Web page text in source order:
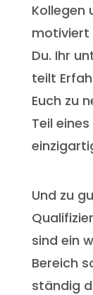
Kollegen
motiviert
Du. Ihr
teilt
Euch zu
Teil
Und zu
sind ein
Bereich
ständig